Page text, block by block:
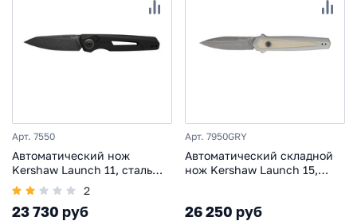
Арт. 7550
Автоматический нож
Kershaw Launch 11, сталь
CPM-154, рукоять
алюминий, черный
2
23 730 руб
Арт. 7950GRY
Автоматический складной
нож Kershaw Launch 15,
микарта, серый
26 250 руб